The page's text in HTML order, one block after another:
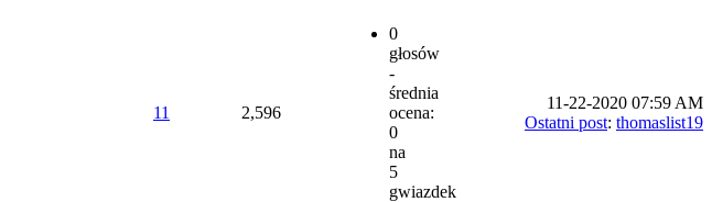
11 2,596
0
głosów
-
średnia
ocena:
0
na
5
gwiazdek
11-22-2020 07:59 AM
Ostatni post: thomaslist19